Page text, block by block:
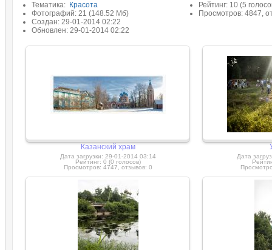
Тематика: Красота
Фотографий: 21 (148.52 Мб)
Создан: 29-01-2014 02:22
Обновлен: 29-01-2014 02:22
Рейтинг: 10 (5
Просмотров: 4847,
Казанский храм
Дата загрузки: 29-01-2014 03:14
Рейтинг: 0 (0 голосов)
Просмотров: 4747, отзывов: 0
Дата